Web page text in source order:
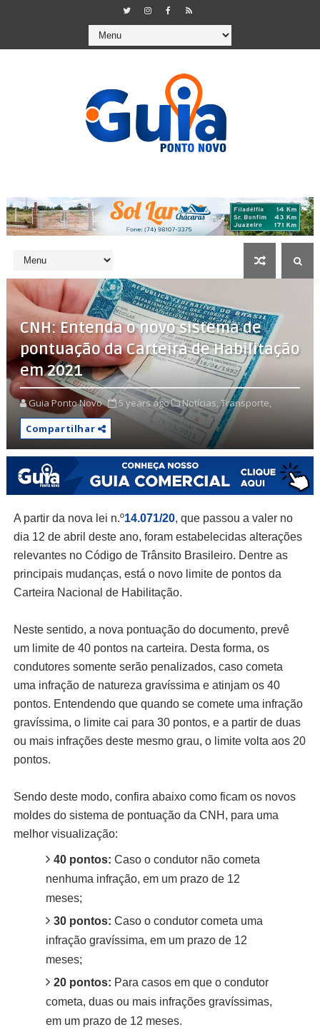
CNH: Entenda o novo sistema de
pontuação da Carteira de Habilitação
em 2021
Guia Ponto Novo 5 years ago Notícias, Transporte,
Compartilhar
A partir da nova lei n.º14.071/20, que passou a valer no
dia 12 de abril deste ano, foram estabelecidas alterações
relevantes no Código de Trânsito Brasileiro. Dentre as
principais mudanças, está o novo limite de pontos da
Carteira Nacional de Habilitação.
Neste sentido, a nova pontuação do documento, prevê
um limite de 40 pontos na carteira. Desta forma, os
condutores somente serão penalizados, caso cometa
uma infração de natureza gravíssima e atinjam os 40
pontos. Entendendo que quando se comete uma infração
gravíssima, o limite cai para 30 pontos, e a partir de duas
ou mais infrações deste mesmo grau, o limite volta aos 20
pontos.
Sendo deste modo, confira abaixo como ficam os novos
moldes do sistema de pontuação da CNH, para uma
melhor visualização:
40 pontos: Caso o condutor não cometa
nenhuma infração, em um prazo de 12
meses;
30 pontos: Caso o condutor cometa uma
infração gravíssima, em um prazo de 12
meses;
20 pontos: Para casos em que o condutor
cometa, duas ou mais infrações gravíssimas,
em um prazo de 12 meses.